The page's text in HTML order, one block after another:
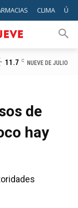
CLIMA
11.7 C NUEVE DE JULIO
de
hay